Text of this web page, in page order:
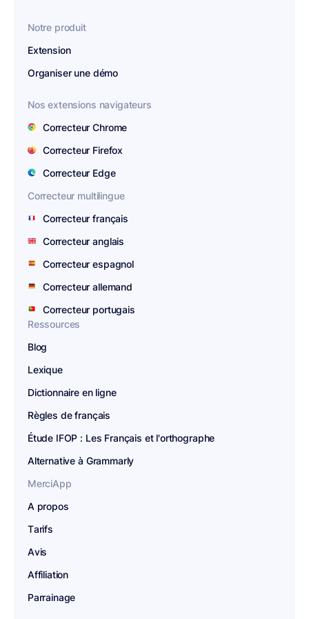
Notre produit
Extension
Organiser une démo
Nos extensions navigateurs
Correcteur Chrome
Correcteur Firefox
Correcteur Edge
Correcteur multilingue
Correcteur français
Correcteur anglais
Correcteur espagnol
Correcteur allemand
Correcteur portugais
Ressources
Blog
Lexique
Dictionnaire en ligne
Règles de français
Étude IFOP : Les Français et l'orthographe
Alternative à Grammarly
MerciApp
A propos
Tarifs
Avis
Affiliation
Parrainage